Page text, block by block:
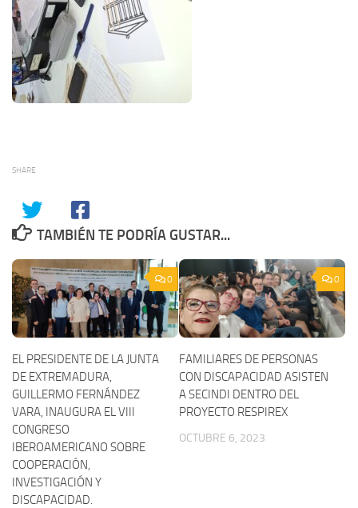
SHARE
TAMBIÉN TE PODRÍA GUSTAR...
0
EL PRESIDENTE DE LA JUNTA
DE EXTREMADURA,
GUILLERMO FERNÁNDEZ
VARA, INAUGURA EL VIII
CONGRESO
IBEROAMERICANO SOBRE
COOPERACIÓN,
INVESTIGACIÓN Y
DISCAPACIDAD.
0
FAMILIARES DE PERSONAS
CON DISCAPACIDAD ASISTEN
A SECINDI DENTRO DEL
PROYECTO RESPIREX
OCTUBRE 6, 2023